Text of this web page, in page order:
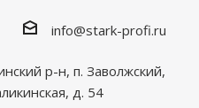
info@stark-profi.ru
р-н, п. Заволжский,
д. 54